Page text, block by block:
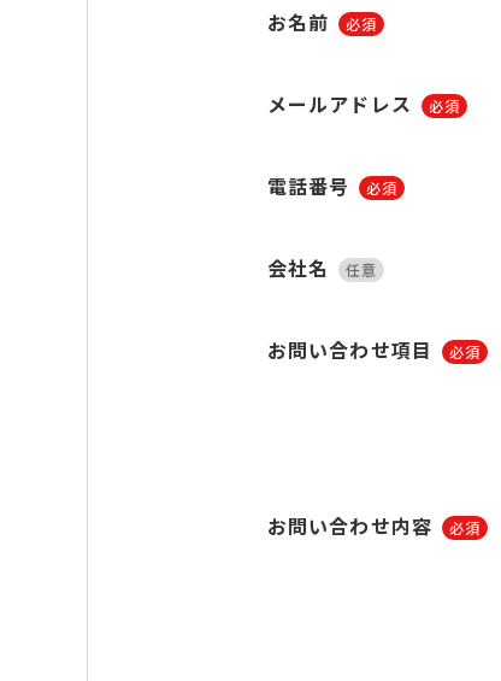
お名前 必須
メールアドレス 必須
電話番号 必須
会社名 任意
お問い合わせ項目 必須
お問い合わせ内容 必須